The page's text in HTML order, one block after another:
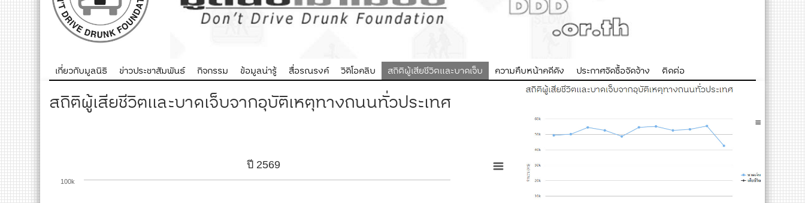
เกี่ยวกับมูลนิธิ ข่าวประชาสัมพันธ์ กิจกรรม ข้อมูลน่ารู้ สื่อรณรงค์ วิดิโอคลิบ สถิติผู้เสียชีวิตและบาดเจ็บ ความคืบหน้าคดีดัง ประกาศจัดซื้อจัดจ้าง ติดต่อ
สถิติผู้เสียชีวิตและบาดเจ็บจากอุบัติเหตุทางถนนทั่วประเทศ
ปี 2569
100k